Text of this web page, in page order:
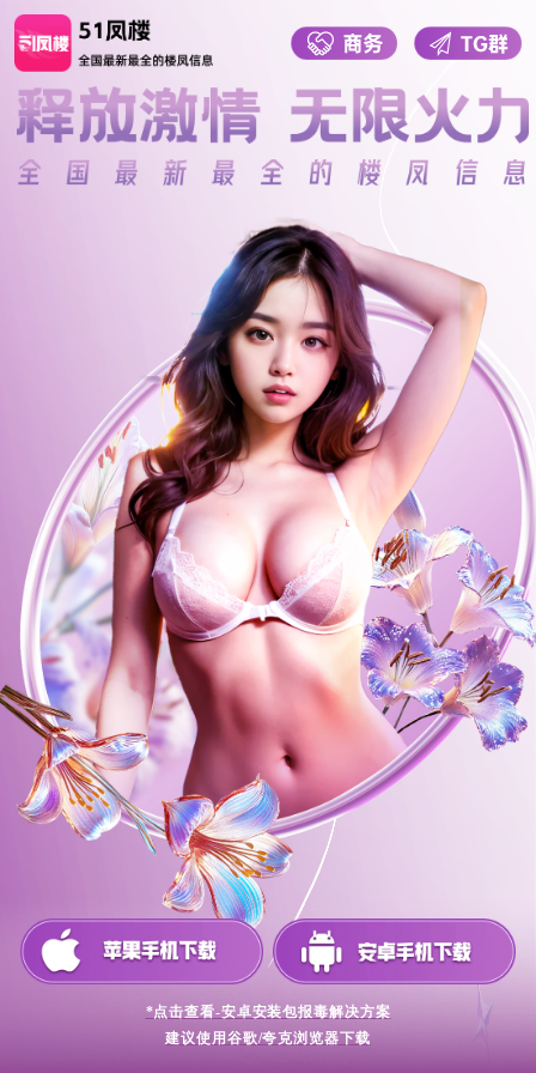
*点击查看-安卓安装包报毒解决方案
建议使用谷歌/夸克浏览器下载